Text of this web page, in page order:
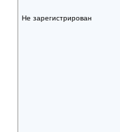
Не зарегистрирован